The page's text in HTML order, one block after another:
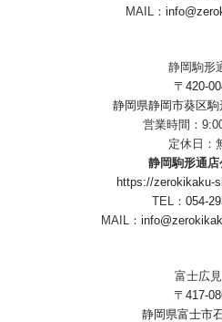
MAIL：
静岡駒形
〒420-
静岡県静岡市葵区
営業時間：
定休日：
静岡駒形通
https://zerokikaku-
TEL： 054-
MAIL：
富士広
〒417-
静岡県富士市